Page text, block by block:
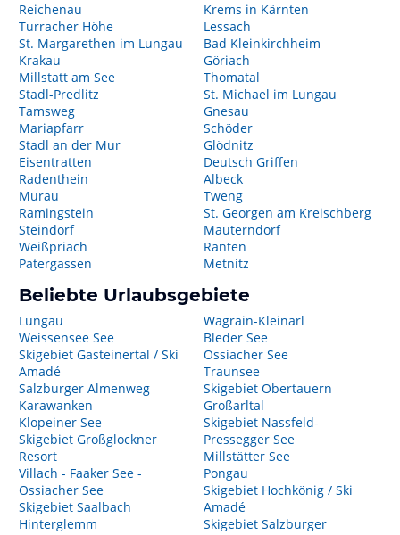
Reichenau
Turracher Höhe
St. Margarethen im Lungau
Krakau
Millstatt am See
Stadl-Predlitz
Tamsweg
Mariapfarr
Stadl an der Mur
Eisentratten
Radenthein
Murau
Ramingstein
Steindorf
Weißpriach
Patergassen
Krems in Kärnten
Lessach
Bad Kleinkirchheim
Göriach
Thomatal
St. Michael im Lungau
Gnesau
Schöder
Glödnitz
Deutsch Griffen
Albeck
Tweng
St. Georgen am Kreischberg
Mauterndorf
Ranten
Metnitz
Beliebte Urlaubsgebiete
Lungau
Weissensee See
Skigebiet Gasteinertal / Ski
Amadé
Salzburger Almenweg
Karawanken
Klopeiner See
Skigebiet Großglockner
Resort
Villach - Faaker See -
Ossiacher See
Skigebiet Saalbach
Hinterglemm
Wagrain-Kleinarl
Bleder See
Ossiacher See
Traunsee
Skigebiet Obertauern
Großarltal
Skigebiet Nassfeld-
Pressegger See
Millstätter See
Pongau
Skigebiet Hochkönig / Ski
Amadé
Skigebiet Salzburger